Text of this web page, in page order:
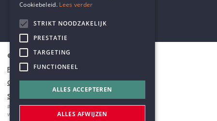
© Humanistisch Verbond 2026
Privacy
Cookiestatement
Sitemap
#codedwithlove byCodelines
webapplicaties
mobiele apps&maatwerk websites
Cookiebeleid. Lees verder
STRIKT NOODZAKELIJK
PRESTATIE
TARGETING
FUNCTIONEEL
ALLES ACCEPTEREN
ALLES AFWIJZEN